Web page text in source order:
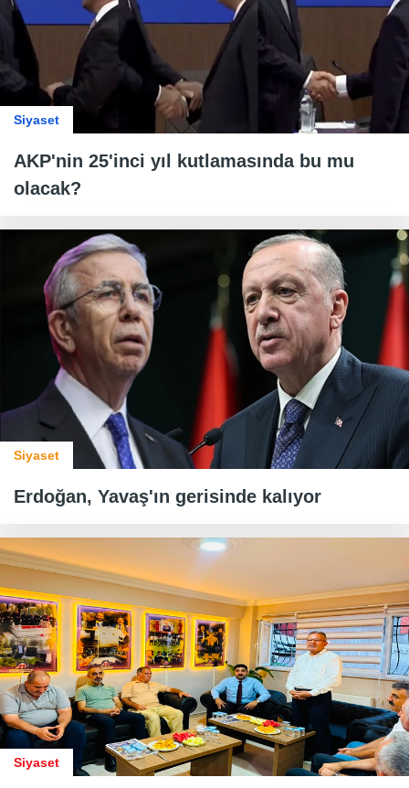
Siyaset
AKP'nin 25'inci yıl kutlamasında bu mu
olacak?
Siyaset
Erdoğan, Yavaş'ın gerisinde kalıyor
Siyaset